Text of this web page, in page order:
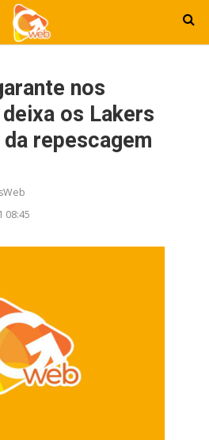
nos
os Lakers
repescagem
08:45